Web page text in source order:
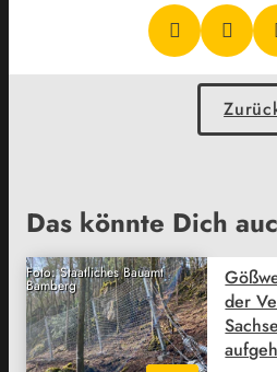
Das könnte Dich
Foto: Staatliches Bauamt
Bamberg
der